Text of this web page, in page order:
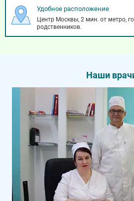
Удобное расположение
Центр Москвы, 2 мин. от метро,
родственников.
Наши